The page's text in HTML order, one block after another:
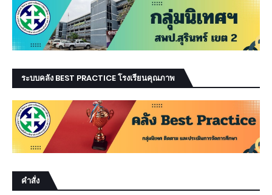
ระบบคลัง BEST PRACTICE โรงเรียนคุณภาพ
คำสั่ง